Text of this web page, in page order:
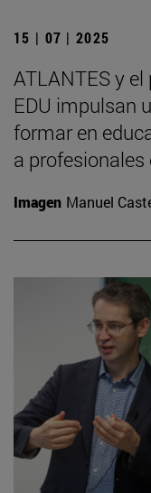
15 | 07 | 2025
ATLANTES y el
EDU impulsan
formar en
a profesionales
Imagen Manuel